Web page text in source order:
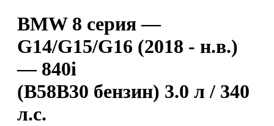
BMW 8 серия —
G14/G15/G16 (2018 - н.в.)
— 840i
(B58B30 бензин) 3.0 л / 340
л.с.